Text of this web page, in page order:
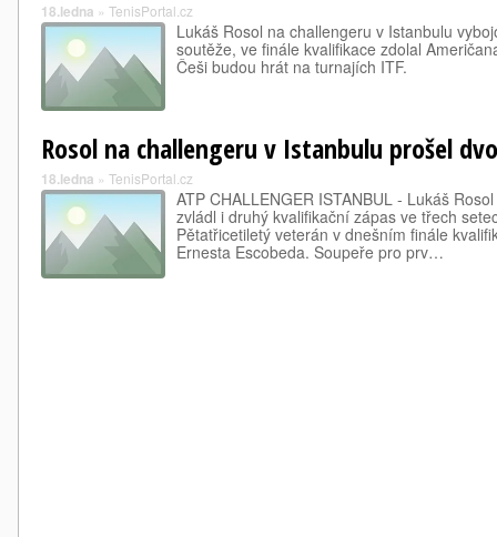
18.ledna » TenisPortal.cz
Lukáš Rosol na challengeru v Istanbulu
soutěže, ve finále kvalifikace zdolal
Češi budou hrát na turnajích ITF.
Rosol na challengeru v Istanbulu prošel
18.ledna » TenisPortal.cz
ATP CHALLENGER ISTANBUL - Lukáš
zvládl i druhý kvalifikační zápas ve třech
Pětatřicetiletý veterán v dnešním finále
Ernesta Escobeda. Soupeře pro prv…